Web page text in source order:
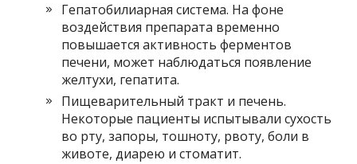
Гепатобилиарная система. На фоне
воздействия препарата временно
повышается активность ферментов
печени, может наблюдаться появление
желтухи, гепатита.
Пищеварительный тракт и печень.
Некоторые пациенты испытывали сухость
во рту, запоры, тошноту, рвоту, боли в
животе, диарею и стоматит.